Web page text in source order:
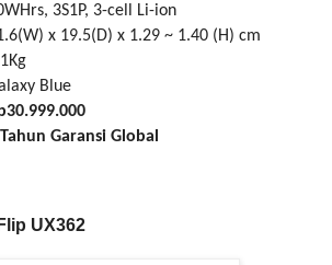
3S1P, 3-cell Li-ion
x 19.5(D) x 1.29 ~ 1.40 (H) cm
1Kg
Blue
Garansi Global
UX362